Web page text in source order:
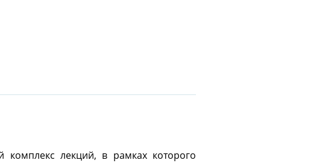
комплекс лекций, в рамках которого